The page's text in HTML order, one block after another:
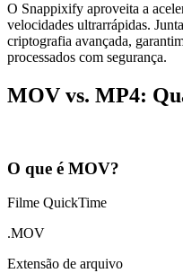
O Snappixify aproveita a
velocidades ultrarrápidas.
criptografia avançada,
processados com segurança.
MOV vs. MP4:
O que é MOV?
Filme QuickTime
.MOV
Extensão de arquivo